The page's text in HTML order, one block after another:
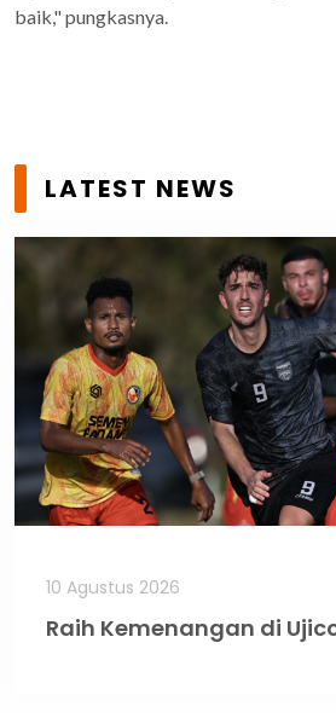
baik," pungkasnya.
LATEST NEWS
10 Agustus 2026
Raih Kemenangan di